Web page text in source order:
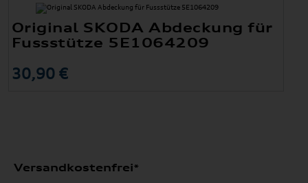
Original SKODA Abdeckung für
Fussstütze 5E1064209
30,90 €
Versandkostenfrei*